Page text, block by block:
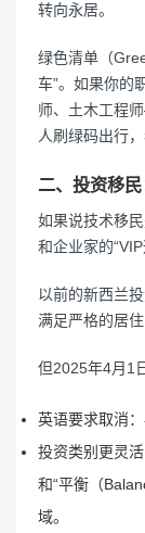
转向永居。
绿色清单（
车”。如果你的
师、土木工程
人刷绿码出行
二、投资移
如果说技术移
和企业家的“VIP
以前的新西兰
满足严格的居
但2025年4月1
英语要求取消
投资类别更灵
和“平衡（
域。